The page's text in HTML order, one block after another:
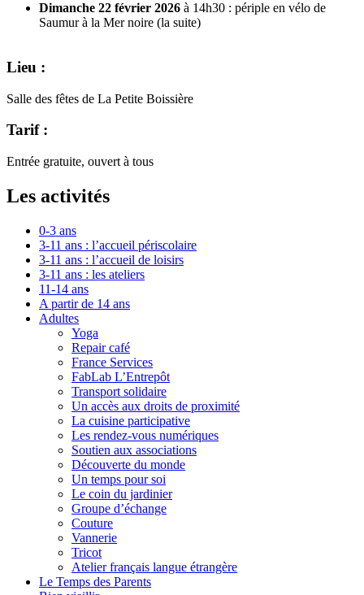
Dimanche 22 février 2026 à 14h30 : périple en vélo de
Saumur à la Mer noire (la suite)
Lieu :
Salle des fêtes de La Petite Boissière
Tarif :
Entrée gratuite, ouvert à tous
Les activités
0-3 ans
3-11 ans : l’accueil périscolaire
3-11 ans : l’accueil de loisirs
3-11 ans : les ateliers
11-14 ans
A partir de 14 ans
Adultes
Yoga
Repair café
France Services
FabLab L’Entrepôt
Transport solidaire
Un accès aux droits de proximité
La cuisine participative
Les rendez-vous numériques
Soutien aux associations
Découverte du monde
Un temps pour soi
Le coin du jardinier
Groupe d’échange
Couture
Vannerie
Tricot
Atelier français langue étrangère
Le Temps des Parents